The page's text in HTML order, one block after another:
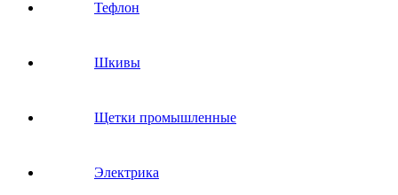
Тефлон
Шкивы
Щетки промышленные
Электрика